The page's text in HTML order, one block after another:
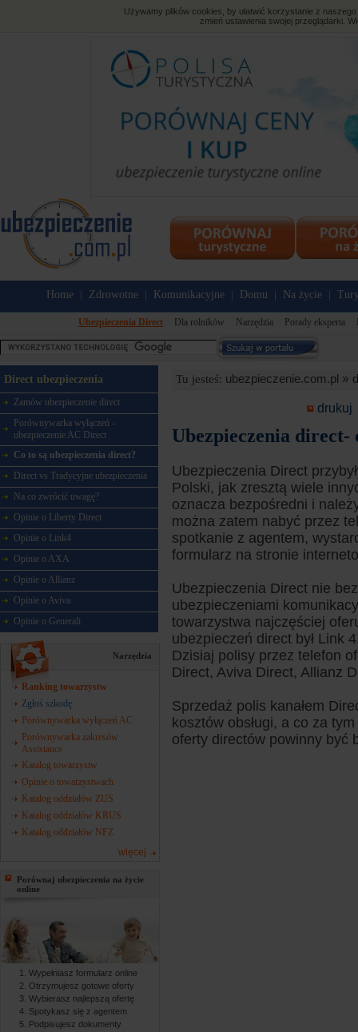
Używamy plików cookies, by ułatwić korzystanie z
zmień ustawienia swojej przeglądarki.
Home Zdrowotne Komunikacyjne Domu Na życie
Ubezpieczenia Direct Dla rolników Narzędzia Porady eksperta
Direct ubezpieczenia
Zamów ubezpieczenie direct
Porównywarka wyłączeń -
ubezpieczenie AC Direct
Co to są ubezpieczenia direct?
Direct vs Tradycyjne ubezpieczenia
Na co zwrócić uwagę?
Opinie o Liberty Direct
Opinie o Link4
Opinie o AXA
Opinie o Allianz
Opinie o Aviva
Opinie o Generali
Narzędzia
Ranking towarzystw
Zgłoś szkodę
Porównywarka wyłączeń AC
Porównywarka zakresów
Assistance
Katalog towarzystw
Opinie o towarzystwach
Katalog oddziałów ZUS
Katalog oddziałów KRUS
Katalog oddziałów NFZ
więcej
Porównaj ubezpieczenia na życie
online
Wypełniasz formularz online
Otrzymujesz gotowe oferty
Wybierasz najlepszą ofertę
Spotykasz się z agentem
Podpisujesz dokumenty
Tu jesteś: ubezpieczenie.com.pl »
drukuj
Ubezpieczenia direct-
Ubezpieczenia Direct
Polski, jak zresztą wiele
oznacza bezpośredni i
można zatem nabyć przez
spotkanie z agentem,
formularz na stronie
Ubezpieczenia Direct nie
ubezpieczeniami
towarzystwa najczęściej
ubezpieczeń direct był Link
Dzisiaj polisy przez telefon
Direct, Aviva Direct, Allianz
Sprzedaż polis kanałem
kosztów obsługi, a co za
oferty directów powinny być